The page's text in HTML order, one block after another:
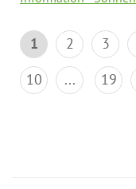
1 2 3
10
... 19